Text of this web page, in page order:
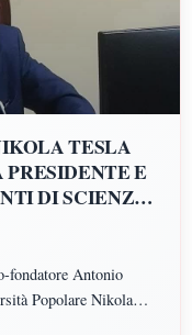
TESLA
E
DI SCIENZE
UMANE,
fondatore Antonio
Popolare Nikola